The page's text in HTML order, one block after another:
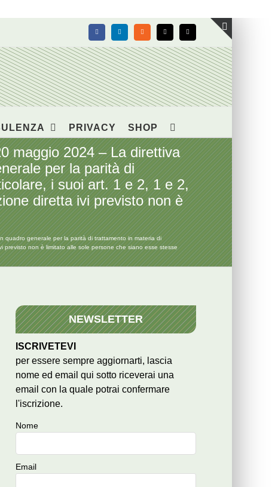
FacebookLinkedIn Rss X Email
PRIVACY SHOP
maggio 2024 – La direttiva
per la parità di
i suoi art. 1 e 2, 1 e 2,
diretta ivi previsto non è
quadro generale per la parità di trattamento in materia di
non è limitato alle sole persone che siano esse stesse
NEWSLETTER
ISCRIVETEVI
per essere sempre aggiornarti, lascia
nome ed email qui sotto riceverai una
email con la quale potrai confermare
l'iscrizione.
Nome
Email
Toggle
area
barra
scorrevole